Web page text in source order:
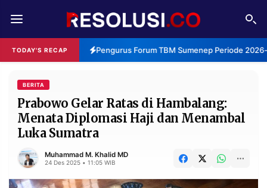
TODAY'S RECAP Pengurus Forum TBM Sumenep Periode
REDAKSI TENTANG
RESOLUSI IKLAN
RUBRIKASI
EDITORIAL AKSARA
FINANSIA PERSONA
DAERAH NASIONAL
BERITA
Prabowo Gelar Ratas di Hambalang:
Menata Diplomasi Haji dan Menambal
Luka Sumatra
Muhammad M. Khalid MD
24 Des 2025 • 11:05 WIB